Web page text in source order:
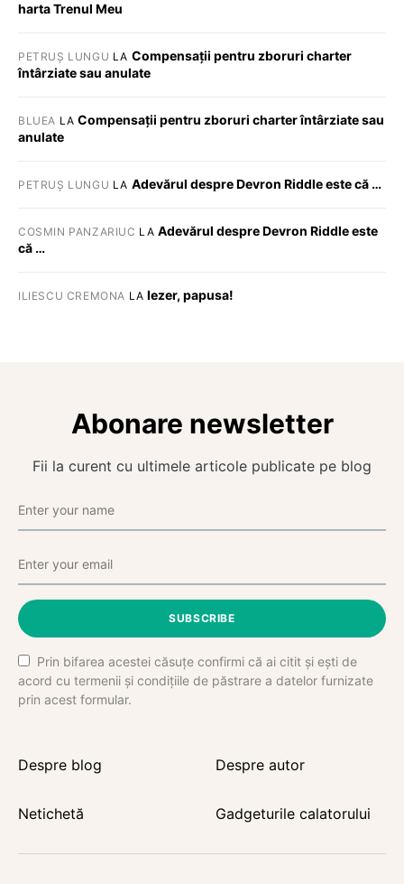
harta Trenul Meu
PETRUȘ LUNGU LA Compensații pentru zboruri charter
întârziate sau anulate
BLUEA LACompensații pentru zboruri charter întârziate sau
anulate
PETRUȘ LUNGU LA Adevărul despre Devron Riddle este că …
COSMIN PANZARIUC LA Adevărul despre Devron Riddle este
că …
ILIESCU CREMONA LA Iezer, papusa!
Abonare newsletter
Fii la curent cu ultimele articole publicate pe blog
SUBSCRIBE
Prin bifarea acestei căsuțe confirmi că ai citit și ești de
acord cu termenii și condițiile de păstrare a datelor furnizate
prin acest formular.
Despre blog Despre autor
Netichetă Gadgeturile calatorului